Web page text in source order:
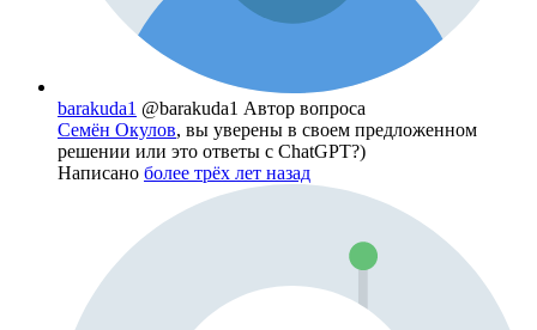
barakuda1 @barakuda1 Автор вопроса
Семён Окулов, вы уверены в своем предложенном
решении или это ответы с ChatGPT?)
Написано более трёх лет назад